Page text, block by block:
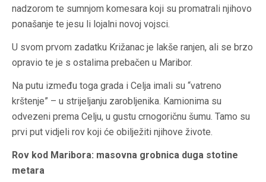
nadzorom te sumnjom komesara koji su promatrali njihovo
ponašanje te jesu li lojalni novoj vojsci.
U svom prvom zadatku Križanac je lakše ranjen, ali se brzo
opravio te je s ostalima prebačen u Maribor.
Na putu između toga grada i Celja imali su “vatreno
krštenje” – u strijeljanju zarobljenika. Kamionima su
odvezeni prema Celju, u gustu crnogoričnu šumu. Tamo su
prvi put vidjeli rov koji će obilježiti njihove živote.
Rov kod Maribora: masovna grobnica duga stotine
metara